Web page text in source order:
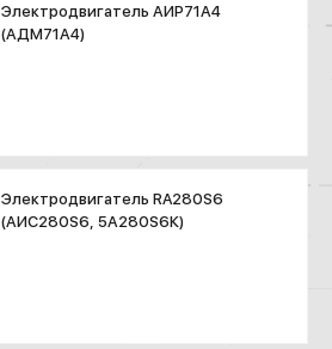
Электродвигатель АИР71А4
(АДМ71А4)
Электродвигатель RA280S6
(АИС280S6, 5А280S6К)